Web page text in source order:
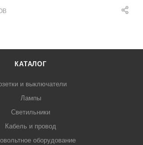
КАТАЛОГ
и выключатели
Лампы
Светильники
Кабель и провод
оборудование